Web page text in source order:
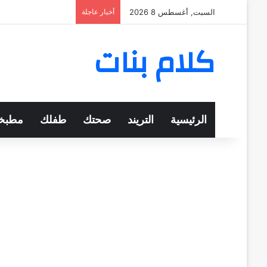
السبت, أغسطس 8 2026 أخبار عاجلة
كلام بنات
الرئيسية التريند صحتك طفلك